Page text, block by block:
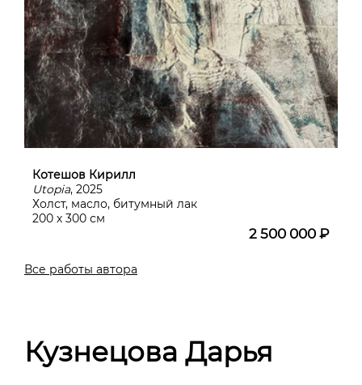
Котешов Кирилл
Utopia, 2025
Холст, масло, битумный лак
200 х 300 см
2 500 000 ₽
Все работы автора
Кузнецова Дарья